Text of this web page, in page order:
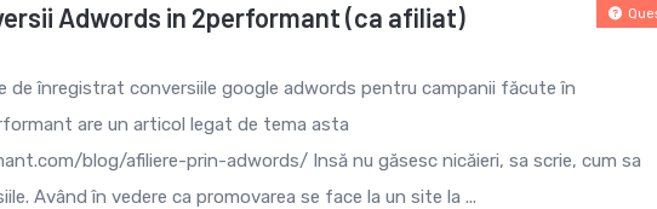
Adwords in 2performant (ca afiliat)
de înregistrat conversiile google adwords pentru campanii făcute în
are un articol legat de tema asta
blog/afiliere-prin-adwords/ Insă nu găsesc nicăieri, sa scrie, cum sa
Având în vedere ca promovarea se face la un site la ...